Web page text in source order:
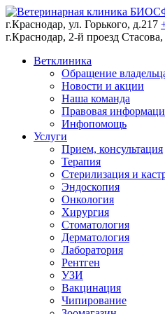
г.Краснодар, ул. Горького, д.217
г.Краснодар, 2-й проезд Стасова,
Ветклиника
Обращение
Новости и акции
Наша команда
Правовая
Инфопомощь
Услуги
Прием, консультация
Терапия
Стерилизация и
Эндоскопия
Онкология
Хирургия
Стоматология
Дерматология
Лаборатория
Рентген
УЗИ
Вакцинация
Чипирование